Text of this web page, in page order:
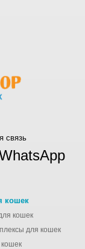
связь
кошек
кошек
для кошек